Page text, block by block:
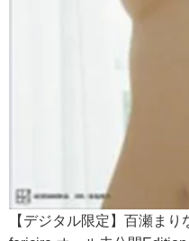
【デジタル限定】百瀬ま